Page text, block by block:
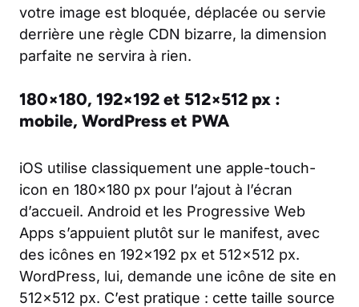
votre image est bloquée, déplacée ou servie
derrière une règle CDN bizarre, la dimension
parfaite ne servira à rien.
180×180, 192×192 et 512×512 px :
mobile, WordPress et PWA
iOS utilise classiquement une apple-touch-
icon en 180×180 px pour l’ajout à l’écran
d’accueil. Android et les Progressive Web
Apps s’appuient plutôt sur le manifest, avec
des icônes en 192×192 px et 512×512 px.
WordPress, lui, demande une icône de site en
512×512 px. C’est pratique : cette taille source